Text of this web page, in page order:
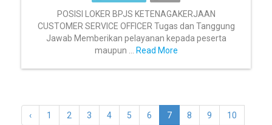
POSISI LOKER BPJS KETENAGAKERJAAN
CUSTOMER SERVICE OFFICER Tugas dan Tanggung
Jawab Memberikan pelayanan kepada peserta
maupun ...
Read More
‹ 1 2 3 4 5 6 7 8 9 10